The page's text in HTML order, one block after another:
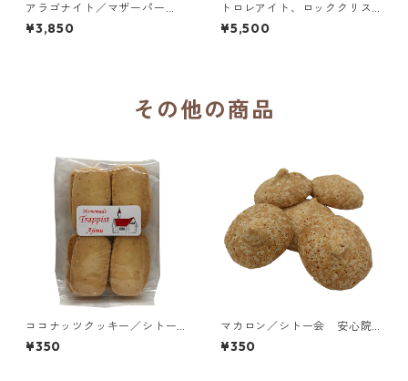
アラゴナイト／マザーパー
ル 16cm 手編みロザリオブレ
スレット／聖パウロ修道会
¥3,850
トロレアイト、ロッククリス
タル、練ターコイズ 16cm 手
編みロザリオブレスレット／
¥5,500
その他の商品
ココナッツクッキー／シトー
会 安心院（あじむ）トラピ
スチヌ修道院
¥350
マカロン／シトー会 安心院
（あじむ）トラピスチヌ修道
院
¥350